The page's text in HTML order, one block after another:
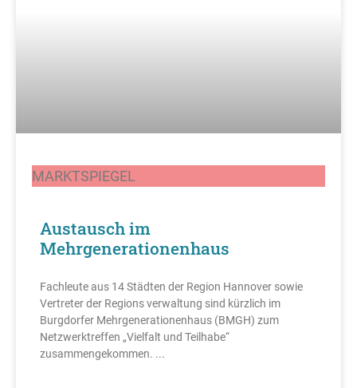
MARKTSPIEGEL
Austausch im
Mehrgenerationenhaus
Fachleute aus 14 Städten der Region Hannover sowie
Vertreter der Regions verwaltung sind kürzlich im
Burgdorfer Mehrgenerationenhaus (BMGH) zum
Netzwerktreffen „Vielfalt und Teilhabe“
zusammengekommen.